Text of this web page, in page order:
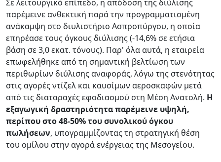
Σε λειτουργικό επίπεδο, η απόδοση της διύλισης
παρέμεινε ανθεκτική παρά την προγραμματισμένη
ανάκαμψη στο διυλιστήριο Ασπροπύργου, η οποία
επηρέασε τους όγκους διύλισης (-14,6% σε ετήσια
βάση σε 3,0 εκατ. τόνους). Παρ' όλα αυτά, η εταιρεία
επωφελήθηκε από τη σημαντική βελτίωση των
περιθωρίων διύλισης αναφοράς, λόγω της στενότητας
στις αγορές ντίζελ και καυσίμων αεροσκαφών μετά
από τις διαταραχές εφοδιασμού στη Μέση Ανατολή. Η
εξαγωγική δραστηριότητα παρέμεινε υψηλή,
περίπου στο 48-50% του συνολικού όγκου
πωλήσεων, υπογραμμίζοντας τη στρατηγική θέση
του ομίλου στην αγορά ενέργειας της Μεσογείου.